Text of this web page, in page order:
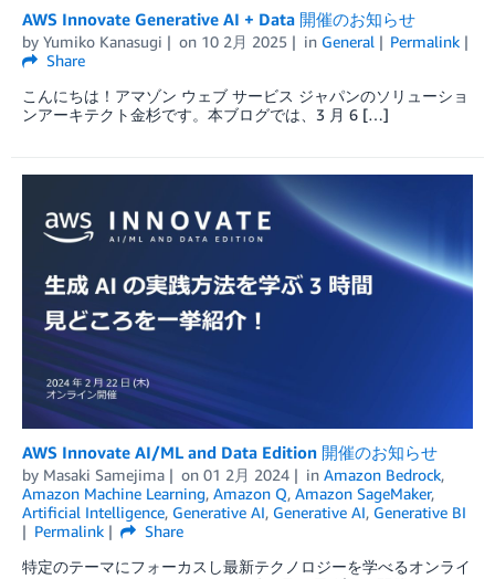
AWS Innovate Generative AI + Data 開催のお知らせ
by Yumiko Kanasugi on 10 2月 2025 in General
Permalink
Share
こんにちは！アマゾン ウェブ サービス ジャパンのソリューショ
ンアーキテクト金杉です。本ブログでは、3 月 6 […]
AWS Innovate AI/ML and Data Edition 開催のお知らせ
by Masaki Samejima on 01 2月 2024 in Amazon Bedrock,
Amazon Machine Learning, Amazon Q, Amazon SageMaker,
Artificial Intelligence, Generative AI, Generative AI, Generative BI
Permalink
Share
特定のテーマにフォーカスし最新テクノロジーを学べるオンライ